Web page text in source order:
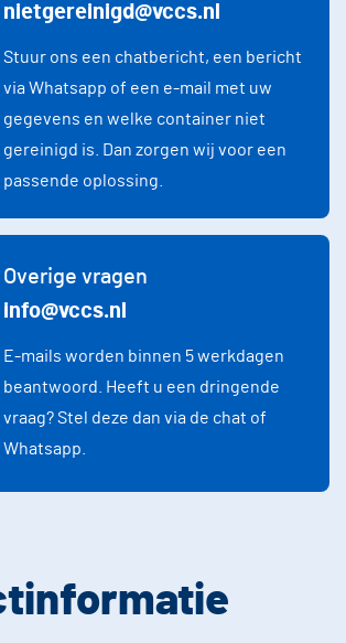
nietgereinigd@vccs.nl
Stuur ons een chatbericht, een bericht
via Whatsapp of een e-mail met uw
gegevens en welke container niet
gereinigd is. Dan zorgen wij voor een
passende oplossing.
Overige vragen
info@vccs.nl
E-mails worden binnen 5 werkdagen
beantwoord. Heeft u een dringende
vraag? Stel deze dan via de chat of
Whatsapp.